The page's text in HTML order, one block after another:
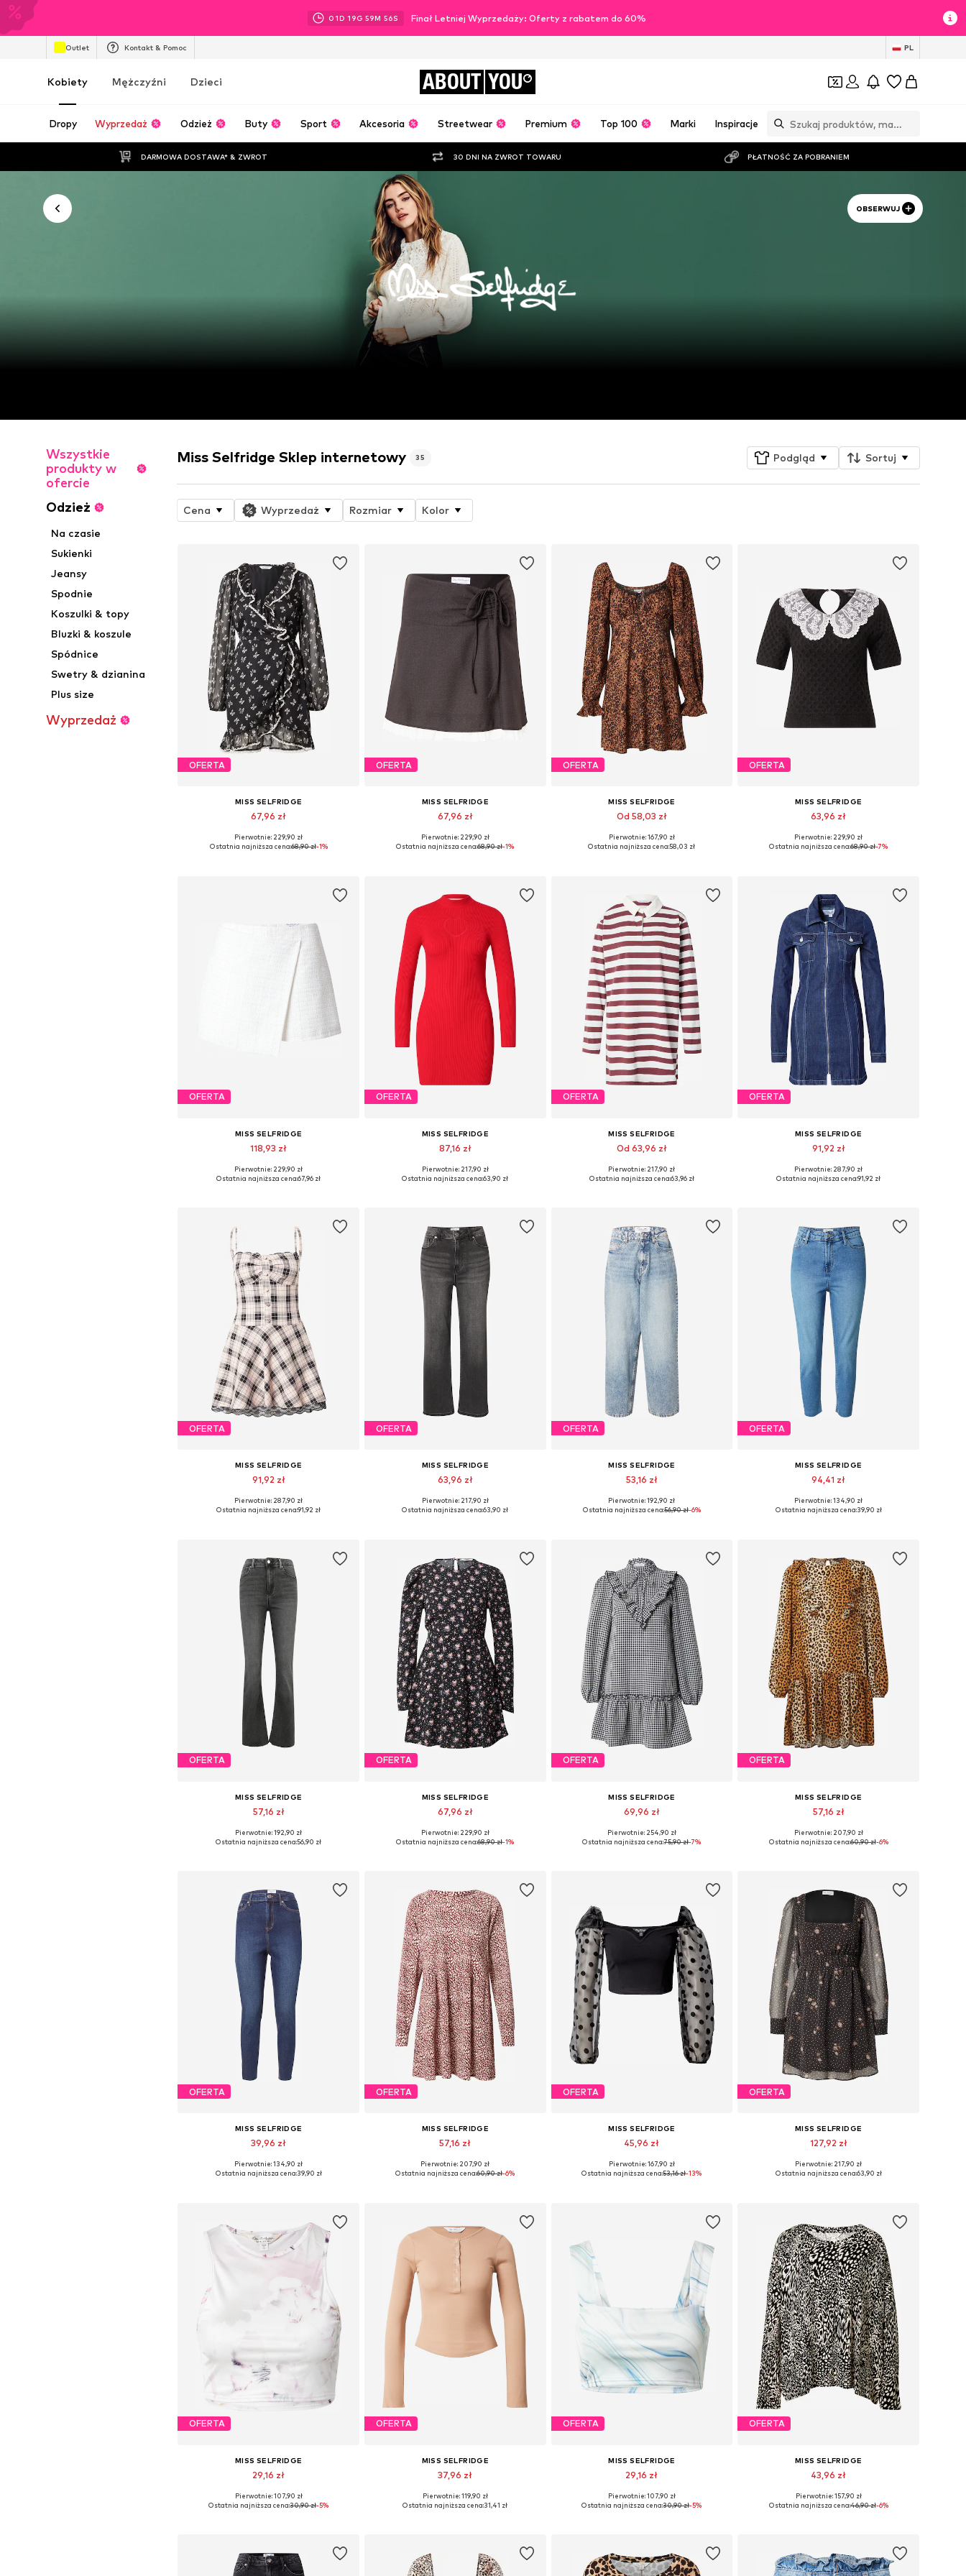
01D 19G 59M 54S Finał Letniej Wyprzedaży: Oferty z rabatem do 60%
Outlet Kontakt & Pomoc PL
Kobiety Mężczyźni Dzieci ABOUT YOU
Dropy Wyprzedaż Odzież Buty Sport Akcesoria Streetwear Premium Top 100 Marki Inspiracje
DARMOWA DOSTAWA* & ZWROT 30 DNI NA ZWROT TOWARU PŁATNOŚĆ ZA POBRANIEM
OBSERWUJ
Wszystkie
produkty w
ofercie
Odzież
Na czasie
Sukienki
Jeansy
Spodnie
Koszulki & topy
Bluzki & koszule
Spódnice
Swetry & dzianina
Plus size
Wyprzedaż
Miss Selfridge Sklep internetowy 35 Podgląd Sortuj
Cena Wyprzedaż Rozmiar Kolor
OFERTA
MISS SELFRIDGE
67,96 zł
Dostępne rozmiary: 34, 36, 38, 40, 42, 44
Pierwotnie: 229,90 zł
Ostatnia najniższa cena:68,90 zł-1%
OFERTA
MISS SELFRIDGE
67,96 zł
Dostępne rozmiary: 36, 40, 42, 44
Pierwotnie: 229,90 zł
Ostatnia najniższa cena:68,90 zł-1%
OFERTA
MISS SELFRIDGE
Od 58,03 zł
Dostępne rozmiary: 32, 34, 40, 42
Pierwotnie: 167,90 zł
Ostatnia najniższa cena:58,03 zł
OFERTA
MISS SELFRIDGE
63,96 zł
Dostępne rozmiary: XXS-XS
Pierwotnie: 229,90 zł
Ostatnia najniższa cena:68,90 zł-7%
OFERTA
MISS SELFRIDGE
118,93 zł
Dostępne rozmiary: 38, 42
Pierwotnie: 229,90 zł
Ostatnia najniższa cena:67,96 zł
OFERTA
MISS SELFRIDGE
87,16 zł
Dostępne rozmiary: XS, S
Pierwotnie: 217,90 zł
Ostatnia najniższa cena:63,90 zł
OFERTA
MISS SELFRIDGE
Od 63,96 zł
Dostępne rozmiary: 36, 40
Pierwotnie: 217,90 zł
Ostatnia najniższa cena:63,96 zł
OFERTA
MISS SELFRIDGE
91,92 zł
Dostępne rozmiary: 34, 36
Pierwotnie: 287,90 zł
Ostatnia najniższa cena:91,92 zł
OFERTA
MISS SELFRIDGE
91,92 zł
Dostępne rozmiary: 40, 42, 44
Pierwotnie: 287,90 zł
Ostatnia najniższa cena:91,92 zł
OFERTA
MISS SELFRIDGE
63,96 zł
Dostępne rozmiary: 24 x 32, 25 x 32
Pierwotnie: 217,90 zł
Ostatnia najniższa cena:63,90 zł
OFERTA
MISS SELFRIDGE
53,16 zł
Dostępne rozmiary: 25 x 32
Pierwotnie: 192,90 zł
Ostatnia najniższa cena:56,90 zł-6%
OFERTA
MISS SELFRIDGE
94,41 zł
Dostępne rozmiary: 24 x 32, 25 x 32, 26 x 32
Pierwotnie: 134,90 zł
Ostatnia najniższa cena:39,90 zł
OFERTA
MISS SELFRIDGE
57,16 zł
Dostępne rozmiary: 24 x 32, 25 x 32
Pierwotnie: 192,90 zł
Ostatnia najniższa cena:56,90 zł
OFERTA
MISS SELFRIDGE
67,96 zł
Dostępne rozmiary: 42, 44
Pierwotnie: 229,90 zł
Ostatnia najniższa cena:68,90 zł-1%
OFERTA
MISS SELFRIDGE
69,96 zł
Dostępne rozmiary: 38
Pierwotnie: 254,90 zł
Ostatnia najniższa cena:75,90 zł-7%
OFERTA
MISS SELFRIDGE
57,16 zł
Dostępne rozmiary: 38
Pierwotnie: 207,90 zł
Ostatnia najniższa cena:60,90 zł-6%
OFERTA
MISS SELFRIDGE
39,96 zł
Pierwotnie: 134,90 zł
Ostatnia najniższa cena:39,90 zł
OFERTA
MISS SELFRIDGE
57,16 zł
Dostępne rozmiary: 32
Pierwotnie: 207,90 zł
Ostatnia najniższa cena:60,90 zł-6%
OFERTA
MISS SELFRIDGE
45,96 zł
Dostępne rozmiary: XXL
Pierwotnie: 167,90 zł
Ostatnia najniższa cena:53,16 zł-13%
OFERTA
MISS SELFRIDGE
127,92 zł
Dostępne rozmiary: 36
Pierwotnie: 217,90 zł
Ostatnia najniższa cena:63,90 zł
OFERTA
MISS SELFRIDGE
29,16 zł
Dostępne rozmiary: XXL
Pierwotnie: 107,90 zł
Ostatnia najniższa cena:30,90 zł-5%
OFERTA
MISS SELFRIDGE
37,96 zł
Dostępne rozmiary: XL
Pierwotnie: 119,90 zł
Ostatnia najniższa cena:31,41 zł
OFERTA
MISS SELFRIDGE
29,16 zł
Dostępne rozmiary: XL
Pierwotnie: 107,90 zł
Ostatnia najniższa cena:30,90 zł-5%
OFERTA
MISS SELFRIDGE
43,96 zł
Dostępne rozmiary: S
Pierwotnie: 157,90 zł
Ostatnia najniższa cena:46,90 zł-6%